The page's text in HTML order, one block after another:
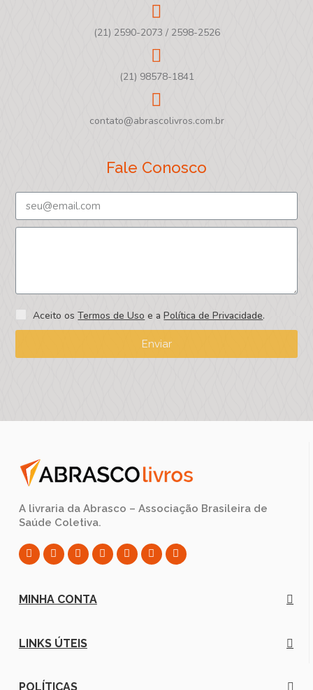
(21) 2590-2073 / 2598-2526
(21) 98578-1841
contato@abrascolivros.com.br
Fale Conosco
Aceito osTermos de Uso e aPolítica de Privacidade.
Enviar
A livraria da Abrasco – Associação Brasileira de
Saúde Coletiva.
MINHA CONTA
LINKS ÚTEIS
POLÍTICAS